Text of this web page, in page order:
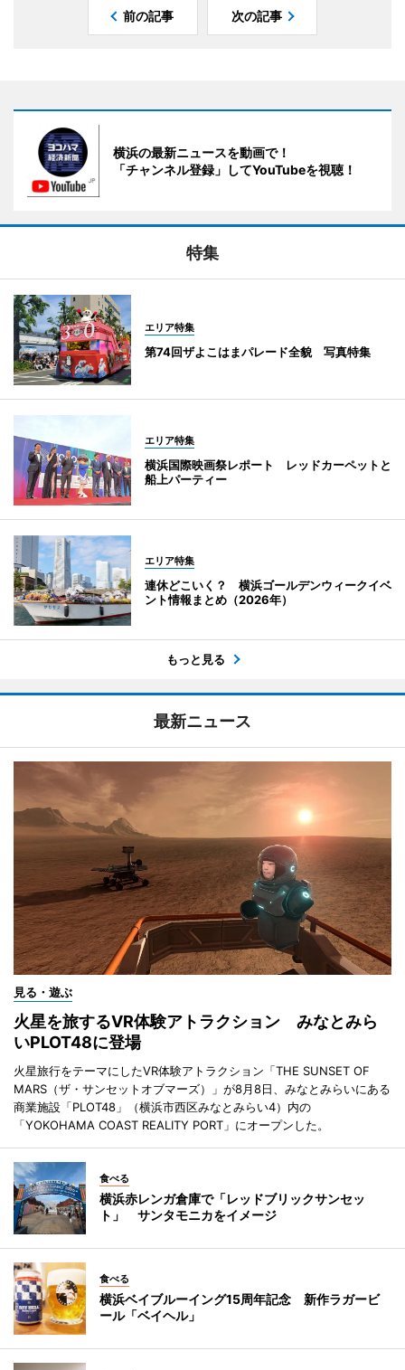
前の記事 次の記事
横浜の最新ニュースを動画で！
「チャンネル登録」してYouTubeを視聴！
特集
エリア特集
第74回ザよこはまパレード全貌 写真特集
エリア特集
横浜国際映画祭レポート レッドカーペットと
船上パーティー
エリア特集
連休どこいく？ 横浜ゴールデンウィークイベ
ント情報まとめ（2026年）
もっと見る
最新ニュース
見る・遊ぶ
火星を旅するVR体験アトラクション みなとみら
いPLOT48に登場
火星旅行をテーマにしたVR体験アトラクション「THE SUNSET OF
MARS（ザ・サンセットオブマーズ）」が8月8日、みなとみらいにある
商業施設「PLOT48」（横浜市西区みなとみらい4）内の
「YOKOHAMA COAST REALITY PORT」にオープンした。
食べる
横浜赤レンガ倉庫で「レッドブリックサンセッ
ト」 サンタモニカをイメージ
食べる
横浜ベイブルーイング15周年記念 新作ラガービ
ール「ベイヘル」